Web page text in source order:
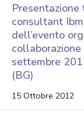
consultant
dell’evento
settembre
(BG)
15 Ottobre 2012